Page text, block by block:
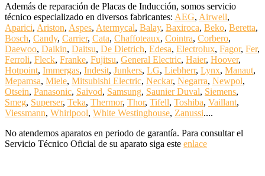
Además de reparación de Placas de Inducción, somos servicio
técnico especializado en diversos fabricantes: AEG, Airwell,
Aparici, Ariston, Aspes, Atermycal, Balay, Baxiroca, Beko, Beretta,
Bosch, Candy, Carrier, Cata, Chaffoteaux, Cointra, Corbero,
Daewoo, Daikin, Daitsu, De Dietrich, Edesa, Electrolux, Fagor, Fer,
Ferroli, Fleck, Franke, Fujitsu, General Electric, Haier, Hoover,
Hotpoint, Immergas, Indesit, Junkers, LG, Liebherr, Lynx, Manaut,
Mepamsa, Miele, Mitsubishi Electric, Neckar, Negarra, Newpol,
Otsein, Panasonic, Saivod, Samsung, Saunier Duval, Siemens,
Smeg, Superser, Teka, Thermor, Thor, Tifell, Toshiba, Vaillant,
Viessmann, Whirlpool, White Westinghouse, Zanussi....
No atendemos aparatos en periodo de garantía. Para consultar el
Servicio Técnico Oficial de su aparato siga este enlace